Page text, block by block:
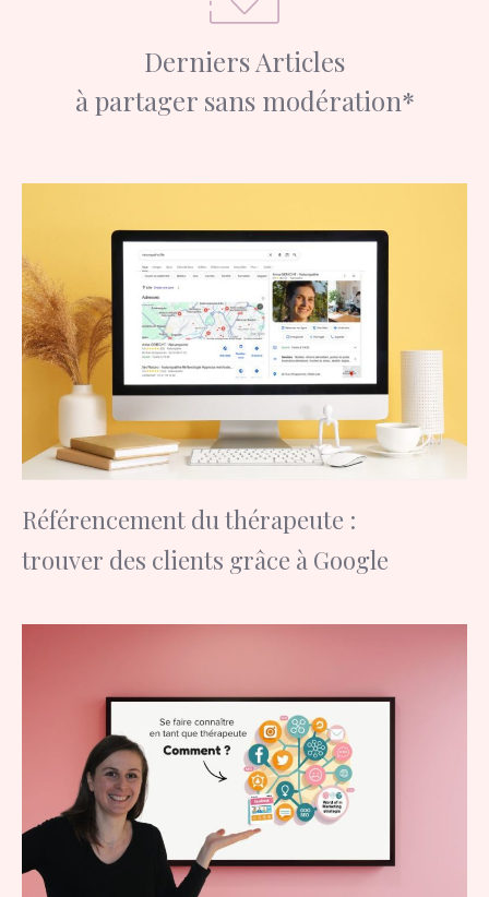
Derniers Articles
à partager sans modération*
Référencement du thérapeute :
trouver des clients grâce à Google